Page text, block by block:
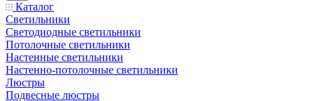
Каталог
Светильники
Светодиодные светильники
Потолочные светильники
Настенные светильники
Настенно-потолочные светильники
Люстры
Подвесные люстры